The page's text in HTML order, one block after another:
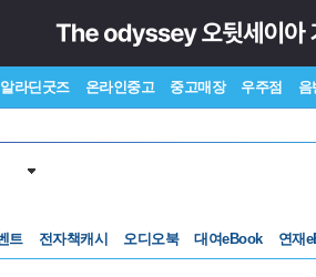
알라딘굿즈 온라인중고 중고매장 우주점 음
트 전자책캐시 오디오북 대여eBook 연재